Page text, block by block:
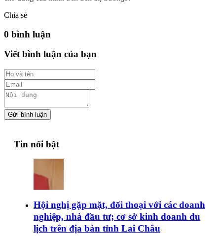
Chia sẻ
0 bình luận
Viết bình luận của bạn
Gửi bình luận
Tin nổi bật
Hội nghị gặp mặt, đối thoại với các doanh
nghiệp, nhà đầu tư; cơ sở kinh doanh du
lịch trên địa bàn tỉnh Lai Châu